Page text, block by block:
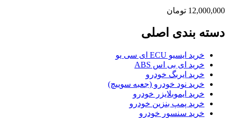
12,000,000 تومان
دسته بندی اصلی
خرید ایسیو ECU ای سی یو
خرید ای بی اس ABS
خرید ایربگ خودرو
خرید نود خودرو (جعبه سوییچ)
خرید ایموبلایزر خودرو
خرید پمپ بنزین خودرو
خرید سنسور خودرو